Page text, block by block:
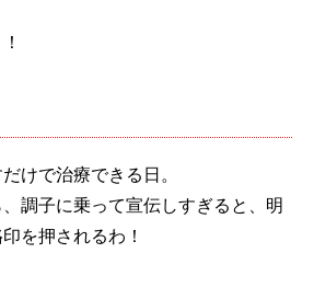
けで治療できる日。
調子に乗って宣伝しすぎると、明
を押されるわ！